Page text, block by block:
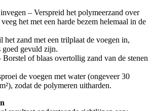
– Verspreid het polymeerzand over
het met een harde bezem helemaal in de
het zand met een trilplaat de voegen in,
goed gevuld zijn.
Borstel of blaas overtollig zand van de stenen
de voegen met water (ongeveer 30
zodat de polymeren uitharden.